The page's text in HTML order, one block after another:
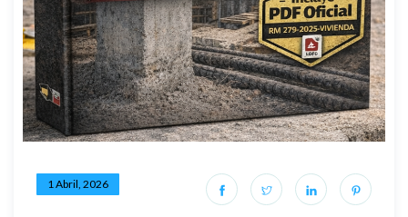
1 Abril, 2026